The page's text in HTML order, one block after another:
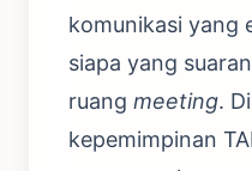
komunikasi yang
siapa yang
ruang meeting.
kepemimpinan